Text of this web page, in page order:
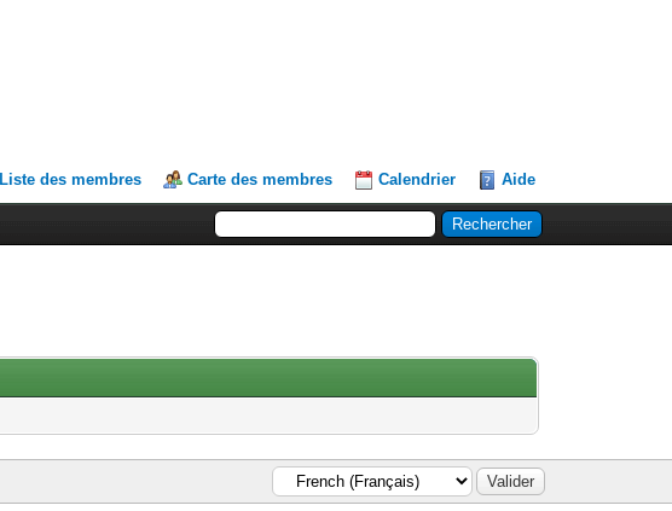
Liste des membres Carte des membres Calendrier Aide